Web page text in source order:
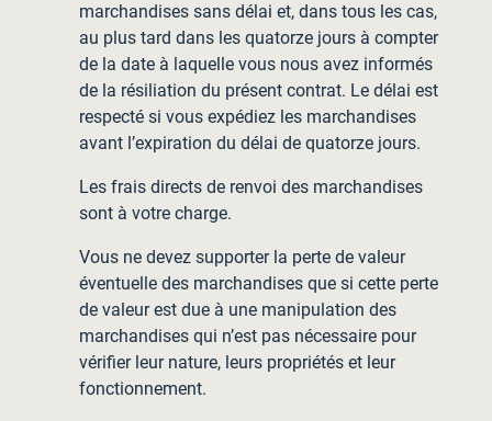
marchandises sans délai et, dans tous les cas,
au plus tard dans les quatorze jours à compter
de la date à laquelle vous nous avez informés
de la résiliation du présent contrat. Le délai est
respecté si vous expédiez les marchandises
avant l’expiration du délai de quatorze jours.
Les frais directs de renvoi des marchandises
sont à votre charge.
Vous ne devez supporter la perte de valeur
éventuelle des marchandises que si cette perte
de valeur est due à une manipulation des
marchandises qui n’est pas nécessaire pour
vérifier leur nature, leurs propriétés et leur
fonctionnement.